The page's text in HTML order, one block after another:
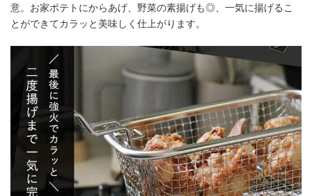
意。お家ポテトにからあげ、野菜の素揚げも◎、一気に揚げるこ
とができてカラッと美味しく仕上がります。